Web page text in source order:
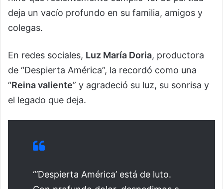
deja un vacío profundo en su familia, amigos y
colegas.
En redes sociales, Luz María Doria, productora
de “Despierta América”, la recordó como una
“Reina valiente” y agradeció su luz, su sonrisa y
el legado que deja.
“’Despierta América’ está de luto.